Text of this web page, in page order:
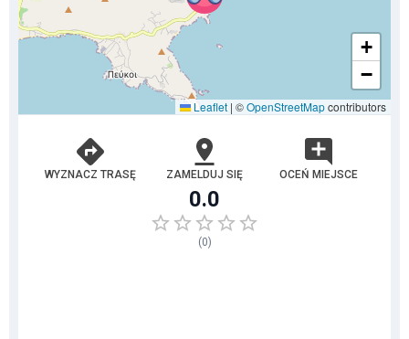
+
−
Leaflet | ©OpenStreetMapcontributors
WYZNACZ TRASĘ ZAMELDUJ SIĘ OCEŃ MIEJSCE
0.0
(0)